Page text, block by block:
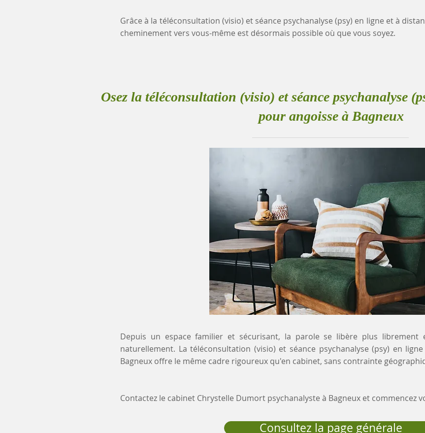
Grâce à la téléconsultation (visio) et séance psychanalyse (psy) en ligne et à
cheminement vers vous-même est désormais possible où que vous soyez.
Osez la téléconsultation (visio) et séance psychanalyse
pour angoisse à Bagneux
Depuis un espace familier et sécurisant, la parole se libère plus librement
naturellement. La téléconsultation (visio) et séance psychanalyse (psy) en
Bagneux offre le même cadre rigoureux qu'en cabinet, sans contrainte
Contactez le cabinet Chrystelle Dumort psychanalyste à Bagneux et commencez
Consultez la page générale